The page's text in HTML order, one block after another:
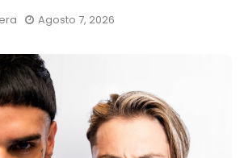
Agosto 7, 2026